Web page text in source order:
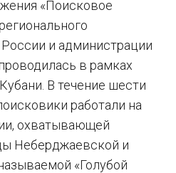
«Поисковое
и администрации
в рамках
В течение шести
работали на
охватывающей
Неберджаевской и
«Голубой